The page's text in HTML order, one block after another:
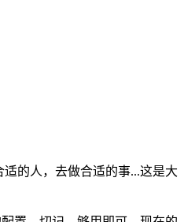
的人，去做合适的事...这是大